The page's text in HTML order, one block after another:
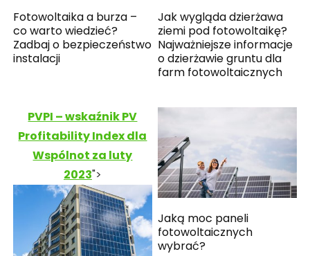
Fotowoltaika a burza –
co warto wiedzieć?
Zadbaj o bezpieczeństwo
instalacji
Jak wygląda dzierżawa
ziemi pod fotowoltaikę?
Najważniejsze informacje
o dzierżawie gruntu dla
farm fotowoltaicznych
PVPI – wskaźnik PV
Profitability Index dla
Wspólnot za luty
2023">
Jaką moc paneli
fotowoltaicznych
wybrać?